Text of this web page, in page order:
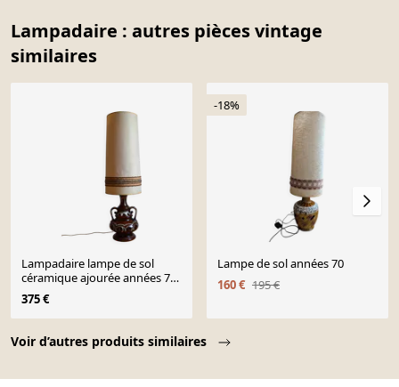
Lampadaire : autres pièces vintage
similaires
Voir d’autres produits similaires
Lampadaire lampe de sol
céramique ajourée années 70
1970
375 €
-18%
Lampe de sol années 70
160 € 195 €